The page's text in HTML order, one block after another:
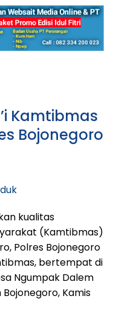
Kamtibmas
Bojonegoro
kualitas
(Kamtibmas)
Polres Bojonegoro
bertempat di
Ngumpak Dalem
Kamis